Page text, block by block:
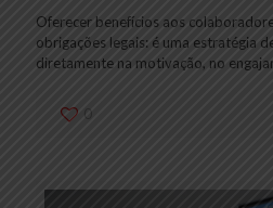
Oferecer benefícios aos
obrigações legais: é uma estratégia
diretamente na motivação, no
0